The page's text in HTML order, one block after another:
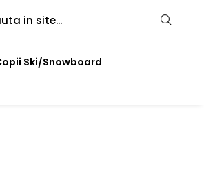
Ski/Snowboard